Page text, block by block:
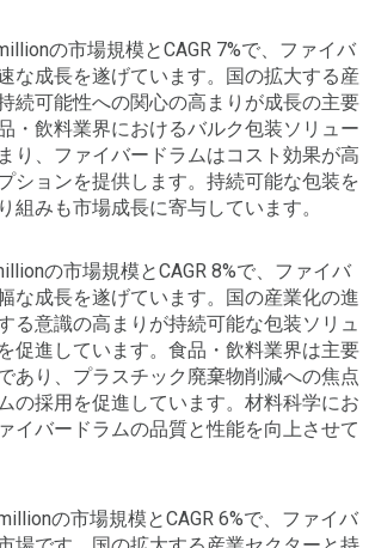
の市場規模とCAGR 7%で、ファイバ
な成長を遂げています。国の拡大する産
続可能性への関心の高まりが成長の主要
・飲料業界におけるバルク包装ソリュー
り、ファイバードラムはコスト効果が高
ションを提供します。持続可能な包装を
組みも市場成長に寄与しています。
の市場規模とCAGR 8%で、ファイバ
な成長を遂げています。国の産業化の進
る意識の高まりが持続可能な包装ソリュ
促進しています。食品・飲料業界は主要
あり、プラスチック廃棄物削減への焦点
の採用を促進しています。材料科学にお
イバードラムの品質と性能を向上させて
の市場規模とCAGR 6%で、ファイバ